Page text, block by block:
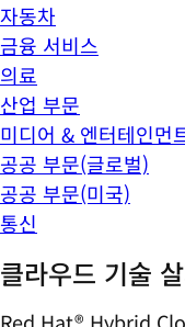
자동차
금융 서비스
의료
산업 부문
미디어 & 엔터테인먼
공공 부문(글로벌)
공공 부문(미국)
통신
클라우드 기술